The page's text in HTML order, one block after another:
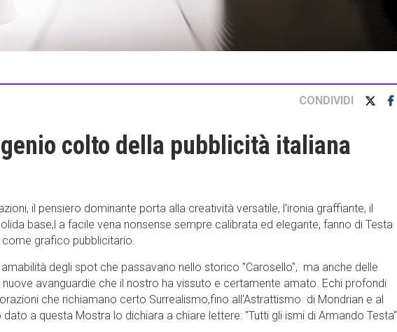
CONDIVIDI
colto della pubblicità italiana
il pensiero dominante porta alla creatività versatile, l'ironia graffiante, il
base,l a facile vena nonsense sempre calibrata ed elegante, fanno di Testa
grafico pubblicitario.
degli spot che passavano nello storico "Carosello", ma anche delle
avanguardie che il nostro ha vissuto e certamente amato. Echi profondi
che richiamano certo Surrealismo,fino all'Astrattismo di Mondrian e al
a questa Mostra lo dichiara a chiare lettere: "Tutti gli ismi di Armando Testa"